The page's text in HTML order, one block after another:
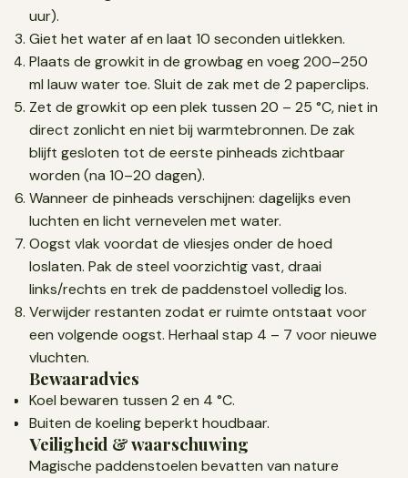
uur).
Giet het water af en laat 10 seconden uitlekken.
Plaats de growkit in de growbag en voeg 200–250
ml lauw water toe. Sluit de zak met de 2 paperclips.
Zet de growkit op een plek tussen 20 – 25 °C, niet in
direct zonlicht en niet bij warmtebronnen. De zak
blijft gesloten tot de eerste pinheads zichtbaar
worden (na 10–20 dagen).
Wanneer de pinheads verschijnen: dagelijks even
luchten en licht vernevelen met water.
Oogst vlak voordat de vliesjes onder de hoed
loslaten. Pak de steel voorzichtig vast, draai
links/rechts en trek de paddenstoel volledig los.
Verwijder restanten zodat er ruimte ontstaat voor
een volgende oogst. Herhaal stap 4 – 7 voor nieuwe
vluchten.
Bewaaradvies
Koel bewaren tussen 2 en 4 °C.
Buiten de koeling beperkt houdbaar.
Veiligheid & waarschuwing
Magische paddenstoelen bevatten van nature